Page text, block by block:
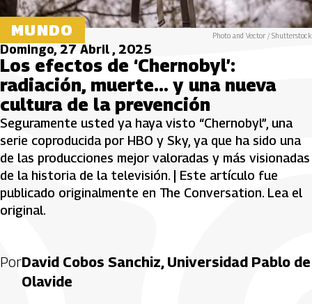
MUNDO Photo and Vector / Shutterstock
Domingo, 27 Abril , 2025
Los efectos de ‘Chernobyl’:
radiación, muerte… y una nueva
cultura de la prevención
Seguramente usted ya haya visto “Chernobyl”, una
serie coproducida por HBO y Sky, ya que ha sido una
de las producciones mejor valoradas y más visionadas
de la historia de la televisión. | Este artículo fue
publicado originalmente en The Conversation. Lea el
original.
PorDavid Cobos Sanchiz, Universidad Pablo de
Olavide